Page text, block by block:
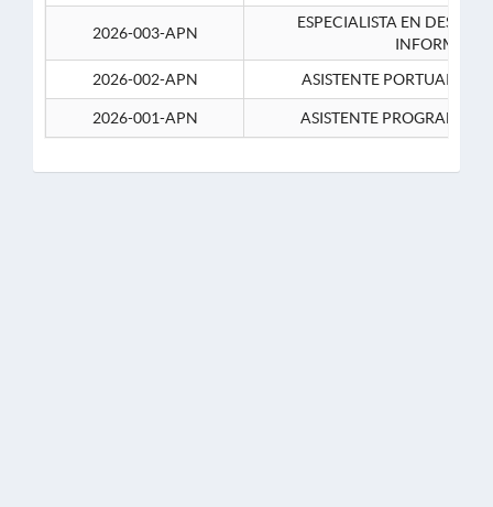
2026-003-APN
ESPECIALISTA EN
2026-002-APN
ASISTENTE PORTUARIO 2-
2026-001-APN ASISTENTE